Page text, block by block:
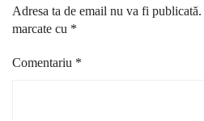
Adresa ta de email nu va fi publicată.
marcate cu *
Comentariu *